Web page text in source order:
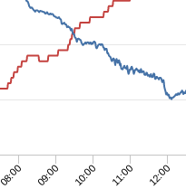
08:00 09:00 10:00 11:00 12:00